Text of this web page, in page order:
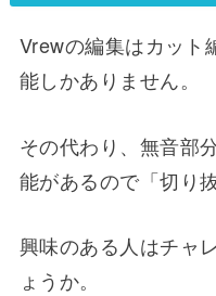
Vrewの編集はカット
能しかありません。
その代わり、無音部
能があるので「切り
興味のある人はチャ
ょうか。